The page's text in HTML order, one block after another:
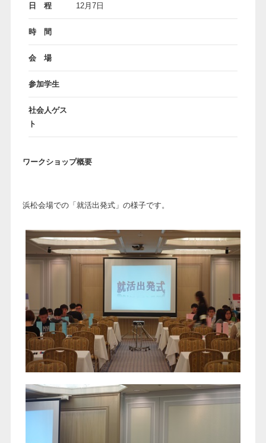
日 程 12月7日
時 間
会 場
参加学生
社会人ゲス
ト
ワークショップ概要
浜松会場での「就活出発式」の様子です。